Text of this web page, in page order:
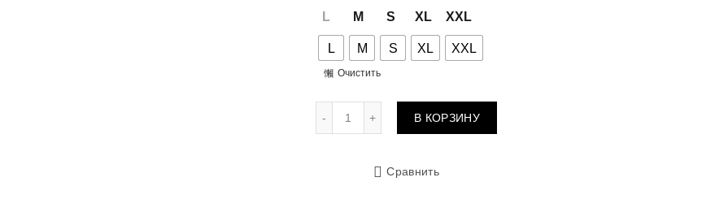
L M S XL XXL
L M S XL XXL
Очистить
В КОРЗИНУ
Сравнить